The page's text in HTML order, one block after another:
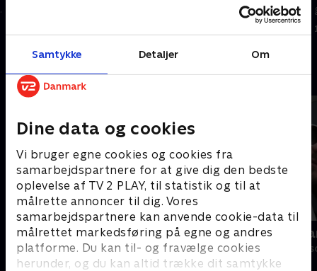
Samtykke Detaljer Om
Dine data og cookies
Vi bruger egne cookies og cookies fra
samarbejdspartnere for at give dig den bedste
oplevelse af TV 2 PLAY, til statistik og til at
målrette annoncer til dig. Vores
samarbejdspartnere kan anvende cookie-data til
målrettet markedsføring på egne og andres
platforme. Du kan til- og fravælge cookies
herunder, og du kan altid trække dit samtykke
Men allerførst skal han noget,
de kendt hinanden en evighed.
Og svinge er præcis, hvad de
skal. I reb. Ud over en
Andre så også
Dybvaaaaad
Comedy • 10 sæsoner
Danish
Comedy • 3